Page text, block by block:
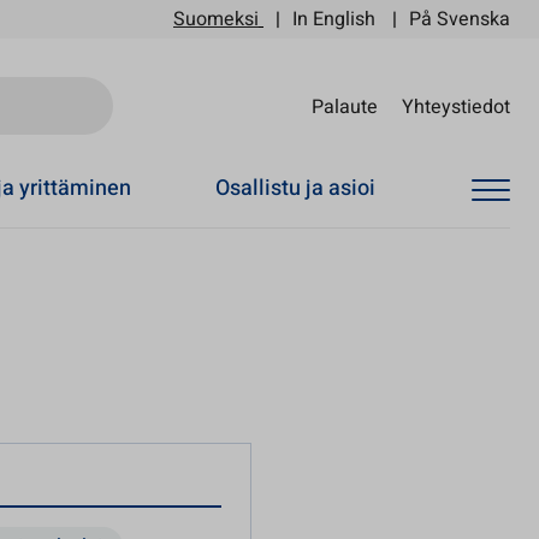
Suomeksi In English På Svenska
Palaute Yhteystiedot
yrittäminen Osallistu ja asioi